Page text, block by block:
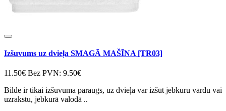
Izšuvums uz dvieļa SMAGĀ MAŠĪNA [TR03]
11.50€ Bez PVN: 9.50€
Bilde ir tikai izšuvuma paraugs, uz dvieļa var izšūt jebkuru vārdu vai
uzrakstu, jebkurā valodā ..